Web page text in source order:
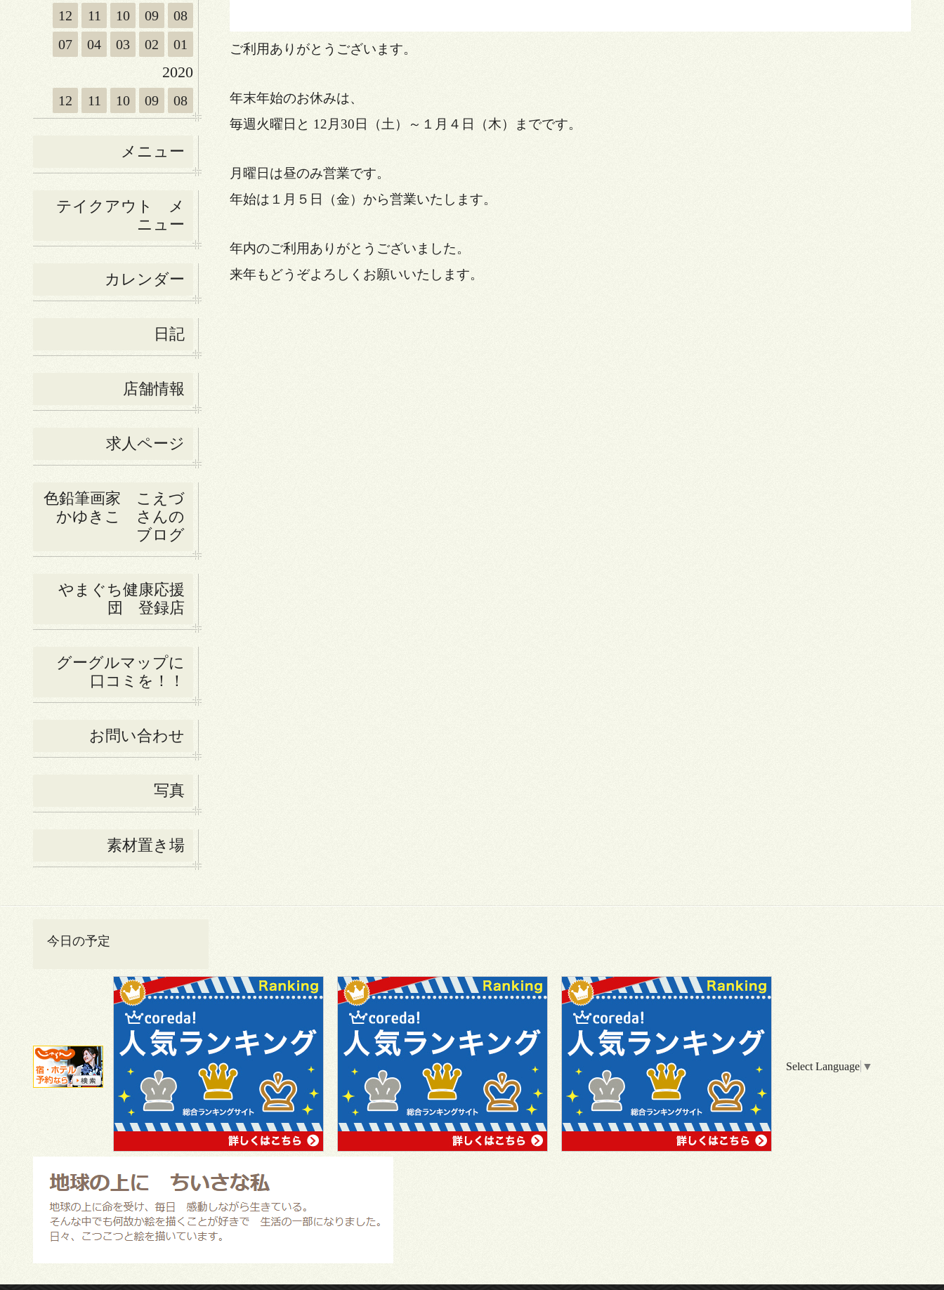
12 11 10 09
08
07
04 03 02 01
2020
12 11 10 09 08
メニュー
テイクアウト メ
ニュー
カレンダー
日記
店舗情報
求人ページ
色鉛筆画家 こえづ
かゆきこ さんの
ブログ
やまぐち健康応援
団 登録店
グーグルマップに
口コミを！！
お問い合わせ
写真
素材置き場
ご利用ありがとうございます。
年末年始のお休みは、
毎週火曜日と 12月30日（土）～１月４日（木）までです。
月曜日は昼のみ営業です。
年始は１月５日（金）から営業いたします。
年内のご利用ありがとうございました。
来年もどうぞよろしくお願いいたします。
今日の予定
Select Language ▼